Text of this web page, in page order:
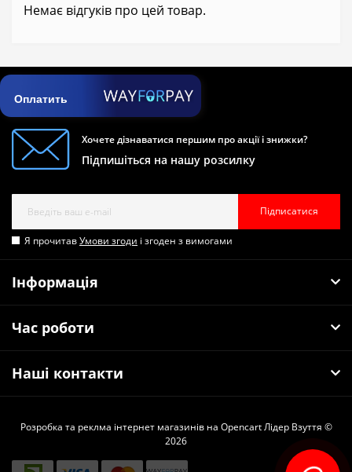
Немає відгуків про цей товар.
Оплатить
Хочете дізнаватися першим про акції і знижки?
Підпишіться на нашу розсилку
Підписатися
Я прочитавУмови згоди і згоден з вимогами
Інформація
Час роботи
Наші контакти
Розробка та реклма інтернет магазинів на OpencartЛідер Взуття ©
2026